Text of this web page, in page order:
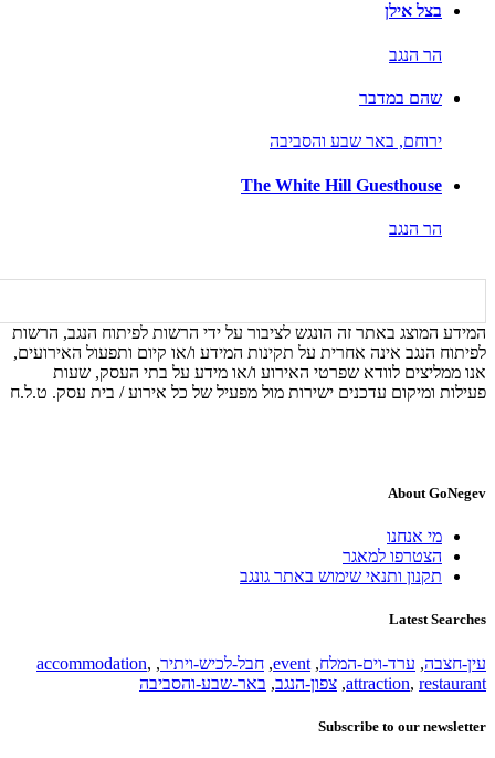
בצל אילן
הר הנגב
שהם במדבר
ירוחם, באר שבע והסביבה
The White Hill Guesthouse
הר הנגב
המידע המוצג באתר זה הונגש לציבור על ידי הרשות לפיתוח הנגב, הרשות
לפיתוח הנגב אינה אחרית על תקינות המידע ו/או קיום ותפעול האירועים,
אנו ממליצים לוודא שפרטי האירוע ו/או מידע על בתי העסק, שעות
פעילות ומיקום עדכנים ישירות מול מפעיל של כל אירוע / בית עסק. ט.ל.ח
About GoNegev
מי אנחנו
הצטרפו למאגר
תקנון ותנאי שימוש באתר גונגב
Latest Searches
עין-חצבה, ערד-וים-המלח,
event
, חבל-לכיש-ויתיר,
accommodation,
attraction, restaurant
, צפון-הנגב, באר-שבע-והסביבה
Subscribe to our newsletter